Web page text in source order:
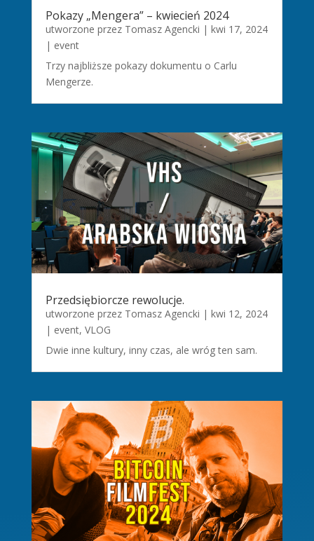
Pokazy „Mengera” – kwiecień 2024
utworzone przez Tomasz Agencki | kwi 17, 2024
| event
Trzy najbliższe pokazy dokumentu o Carlu
Mengerze.
Przedsiębiorcze rewolucje.
utworzone przez Tomasz Agencki | kwi 12, 2024
| event, VLOG
Dwie inne kultury, inny czas, ale wróg ten sam.